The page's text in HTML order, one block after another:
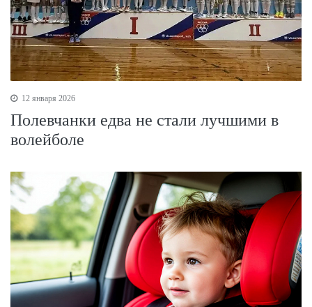
12 января 2026
Полевчанки едва не стали лучшими в
волейболе